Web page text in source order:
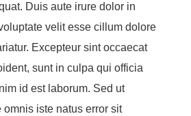
Duis aute irure dolor in
velit esse cillum dolore
Excepteur sint occaecat
sunt in culpa qui officia
id est laborum. Sed ut
iste natus error sit